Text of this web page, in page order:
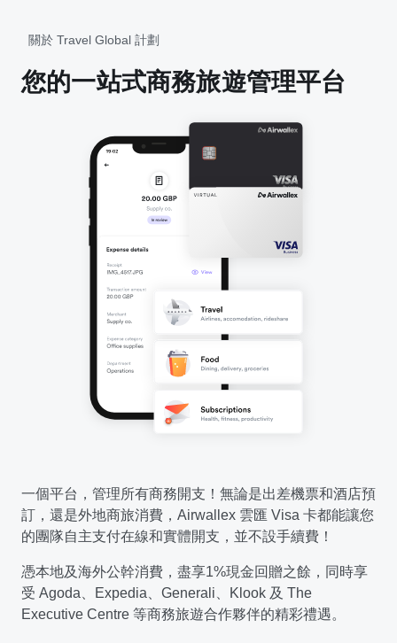
關於 Travel Global 計劃
您的一站式商務旅遊管理平台
一個平台，管理所有商務開支！無論是出差機票和酒店預
訂，還是外地商旅消費，Airwallex 雲匯 Visa 卡都能讓您
的團隊自主支付在線和實體開支，並不設手續費！
憑本地及海外公幹消費，盡享1%現金回贈之餘，同時享
受 Agoda、Expedia、Generali、Klook 及 The
Executive Centre 等商務旅遊合作夥伴的精彩禮遇。